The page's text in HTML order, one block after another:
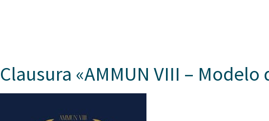
Clausura «AMMUN VIII –